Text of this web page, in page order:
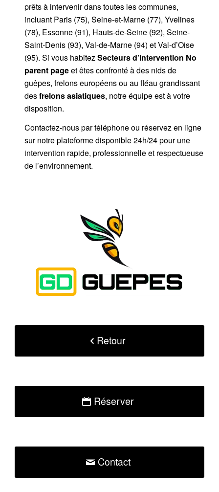
prêts à intervenir dans toutes les communes,
incluant Paris (75), Seine-et-Marne (77), Yvelines
(78), Essonne (91), Hauts-de-Seine (92), Seine-
Saint-Denis (93), Val-de-Marne (94) et Val-d’Oise
(95). Si vous habitez Secteurs d’intervention No
parent pageet êtes confronté à des nids de
guêpes, frelons européens ou au fléau grandissant
desfrelons asiatiques, notre équipe est à votre
disposition.
Contactez-nous partéléphoneou réservez en ligne
sur notre plateforme disponible 24h/24pour une
intervention rapide, professionnelle et respectueuse
de l’environnement.
Retour
Réserver
Contact